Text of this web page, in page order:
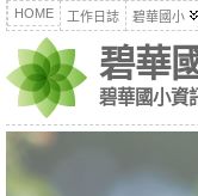
HOME 工作日誌 碧華國小
碧華
碧華國小資